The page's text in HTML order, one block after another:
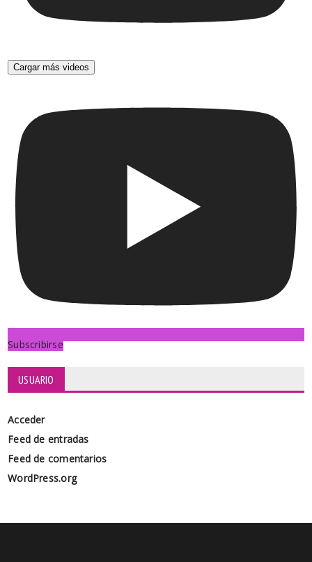
Cargar más videos
Subscribirse
USUARIO
Acceder
Feed de entradas
Feed de comentarios
WordPress.org